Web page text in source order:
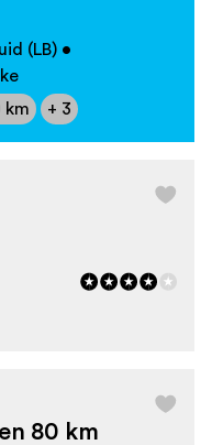
(LB) •
km + 3
80 km